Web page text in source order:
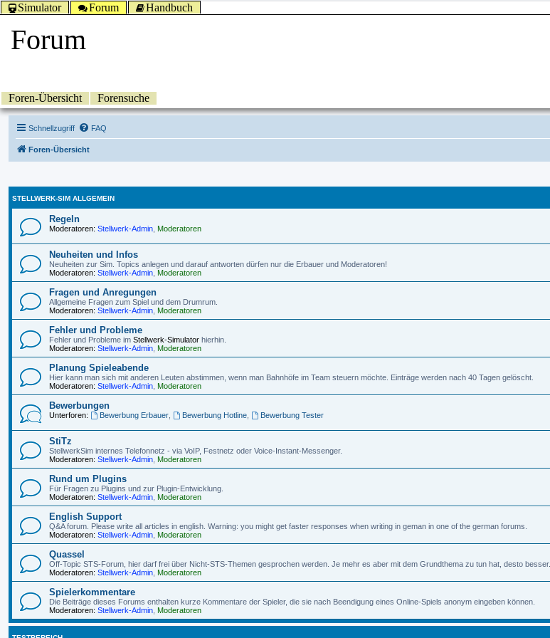
Simulator Forum Handbuch
Forum
Foren-Übersicht Forensuche
Schnellzugriff FAQ
Foren-Übersicht
STELLWERK-SIM ALLGEMEIN
Regeln
Moderatoren: Stellwerk-Admin Moderatoren
Neuheiten und Infos
Neuheiten zur Sim. Topics anlegen und darauf antworten dürfen nur die Erbauer und Moderatoren!
Moderatoren: Stellwerk-Admin Moderatoren
Fragen und Anregungen
Allgemeine Fragen zum Spiel und dem Drumrum.
Moderatoren: Stellwerk-Admin Moderatoren
Fehler und Probleme
Fehler und Probleme im Stellwerk-Simulator hierhin.
Moderatoren: Stellwerk-Admin Moderatoren
Planung Spieleabende
Hier kann man sich mit anderen Leuten abstimmen, wenn man Bahnhöfe im Team steuern möchte. Einträge werden nach 40 Tagen gelöscht.
Moderatoren: Stellwerk-Admin Moderatoren
Bewerbungen
Unterforen: Bewerbung Erbauer, Bewerbung Hotline, Bewerbung Tester
StiTz
StellwerkSim internes Telefonnetz - via VoIP, Festnetz oder Voice-Instant-Messenger.
Moderatoren: Stellwerk-Admin Moderatoren
Rund um Plugins
Für Fragen zu Plugins und zur Plugin-Entwicklung.
Moderatoren: Stellwerk-Admin Moderatoren
English Support
Q&A forum. Please write all articles in english. Warning: you might get faster responses when writing in geman in one of the german forums.
Moderatoren: Stellwerk-Admin Moderatoren
Quassel
Off-Topic STS-Forum, hier darf frei über Nicht-STS-Themen gesprochen werden. Je mehr es aber mit dem Grundthema zu tun hat, desto besser.
Moderatoren: Stellwerk-Admin Moderatoren
Spielerkommentare
Die Beiträge dieses Forums enthalten kurze Kommentare der Spieler, die sie nach Beendigung eines Online-Spiels anonym eingeben können.
Moderatoren: Stellwerk-Admin Moderatoren